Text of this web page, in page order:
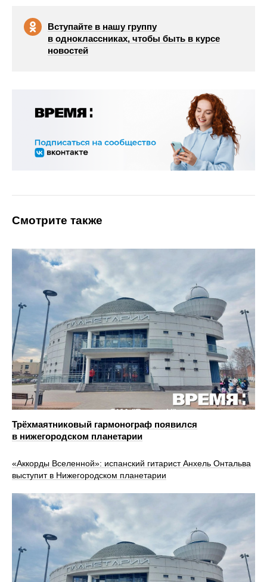
Вступайте в нашу группу
в одноклассниках, чтобы быть в курсе
новостей
Смотрите также
Трёхмаятниковый гармонограф появился
в нижегородском планетарии
«Аккорды Вселенной»: испанский гитарист Анхель Онтальва
выступит в Нижегородском планетарии